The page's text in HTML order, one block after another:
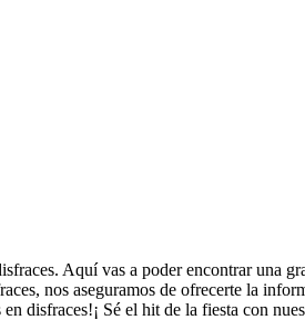
Aquí vas a poder encontrar una
nos aseguramos de ofrecerte la
disfraces!¡ Sé el hit de la fiesta con